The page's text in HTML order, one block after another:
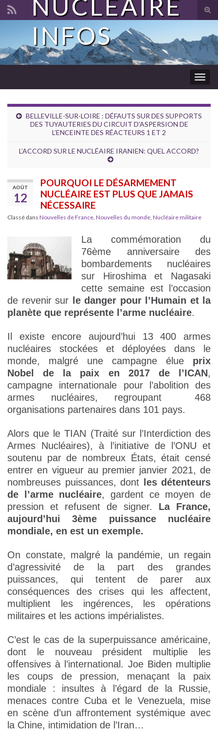
Search for:
NUCLÉAIRE
INFOS
BELLEVILLE-SUR-LOIRE : DÉFAUTS SUR DES SUPPORTS
DES TUYAUTERIES DU CIRCUIT D’ASPERSION DE
L’ENCEINTE DES RÉACTEURS 1 ET 2
L’ACCORD SUR LE NUCLÉAIRE IRANIEN: QUEL ACCORD?
AOÛT
12
POURQUOI LE DÉSARMEMENT
NUCLÉAIRE EST PLUS QUE JAMAIS
NÉCESSAIRE
Classé dans Nouvelles de France, Nouvelles du monde, Nucléaire militaire
La commémoration du
76ème anniversaire des
bombardements nucléaires
sur Hiroshima et Nagasaki
cette semaine est l’occasion
de revenir sur
le danger pour l’Humain et la
planète que représente l’arme nucléaire.
Il existe encore aujourd’hui 13 400 armes
nucléaires stockées et déployées dans le
monde, malgré une campagne élue prix
Nobel de la paix en 2017 de l’ICAN,
campagne internationale pour l’abolition des
armes nucléaires, regroupant 468
organisations partenaires dans 101 pays.
Alors que le TIAN (Traité sur l’Interdiction des
Armes Nucléaires), à l’initiative de l’ONU et
soutenu par de nombreux États, était censé
entrer en vigueur au premier janvier 2021, de
nombreuses puissances, dont
les détenteurs
de l’arme nucléaire, gardent ce moyen de
pression et refusent de signer. La France,
aujourd’hui 3ème puissance nucléaire
mondiale, en est un exemple.
On constate, malgré la pandémie, un regain
d’agressivité de la part des grandes
puissances, qui tentent de parer aux
conséquences des crises qui les affectent,
multiplient les ingérences, les opérations
militaires et les actions impérialistes.
C’est le cas de la superpuissance américaine,
dont le nouveau président multiplie les
offensives à l’international. Joe Biden multiplie
les coups de pression, menaçant la paix
mondiale : insultes à l’égard de la Russie,
menaces contre Cuba et le Venezuela, mise
en scène d’un affrontement systémique avec
la Chine, intimidation de l’Iran…